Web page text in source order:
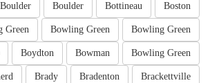
Boston
Bottineau
Boulder
Boulder
Bowling Green
Bowling Green
Green
Bowling Green
Bowman
Boydton
Brackettville
Bradenton
Brady